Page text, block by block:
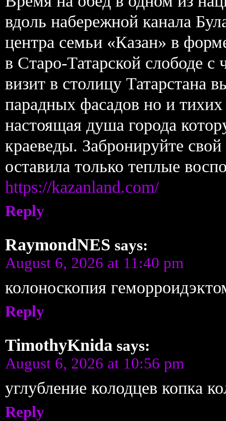
вдоль набережной канала
центра семьи «Казан» в
в Старо-Татарской слободе
визит в столицу Татарстана
парадных фасадов но и
настоящая душа города
краеведы. Забронируйте
оставила только теплые
https://kazanland.com/
Reply
RaymondNES says:
August 6, 2026 at 11:40 pm
колоноскопия
Reply
TimothyKnida says:
August 6, 2026 at 10:56 pm
углубление колодцев копка
Reply